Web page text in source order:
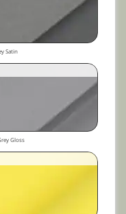
Satin
Gloss